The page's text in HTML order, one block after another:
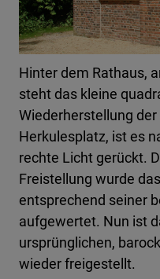
Hinter dem Rathaus,
steht das kleine
Wiederherstellung
Herkulesplatz, ist es
rechte Licht gerückt.
Freistellung wurde
entsprechend seiner
aufgewertet. Nun ist
ursprünglichen,
wieder freigestellt.